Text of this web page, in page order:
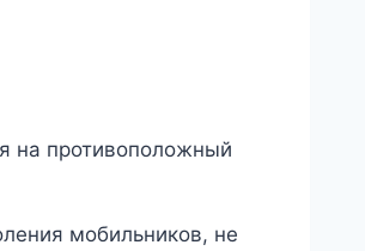
на противоположный
мобильников, не